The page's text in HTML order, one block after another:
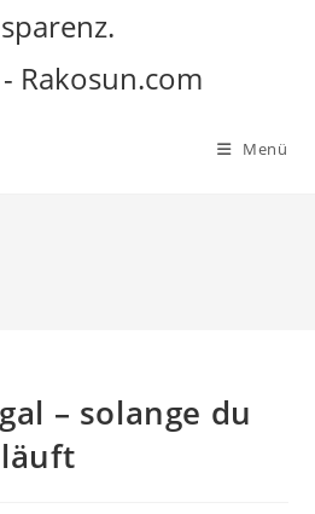
Rakosun.com
Menü
– solange du